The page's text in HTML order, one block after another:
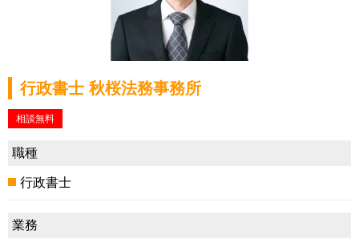
行政書士 秋桜法務事務所
相談無料
職種
行政書士
業務